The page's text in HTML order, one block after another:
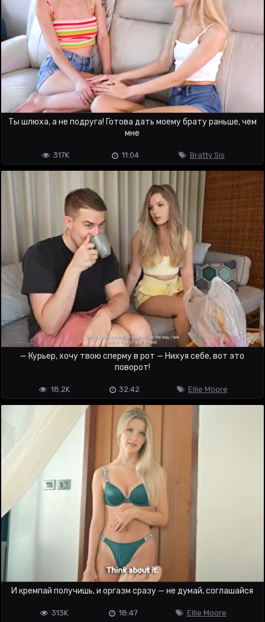
Ты шлюха, а не подруга! Готова дать моему брату раньше, чем
мне
Bratty Sis
11:04
317K
— Курьер, хочу твою сперму в рот — Нихуя себе, вот это
поворот!
Ellie Moore
32:42
18.2K
И кремпай получишь, и оргазм сразу — не думай, соглашайся
Ellie Moore
18:47
313K